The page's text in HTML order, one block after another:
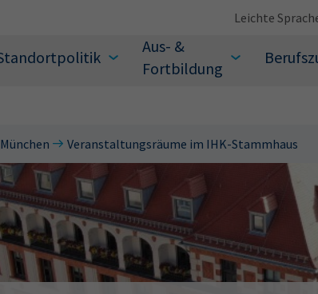
Aus- &
Fortbildung
Leichte
Wonach suchen Sie?
Veranstaltungsräume im IHK-Stammhaus